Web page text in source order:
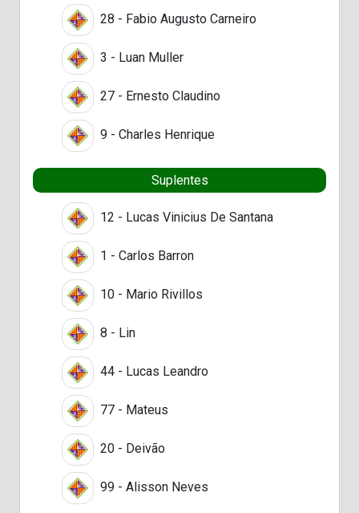
28 - Fabio Augusto Carneiro
3 - Luan Muller
27 - Ernesto Claudino
9 - Charles Henrique
Suplentes
12 - Lucas Vinicius De Santana
1 - Carlos Barron
10 - Mario Rivillos
8 - Lin
44 - Lucas Leandro
77 - Mateus
20 - Deivão
99 - Alisson Neves